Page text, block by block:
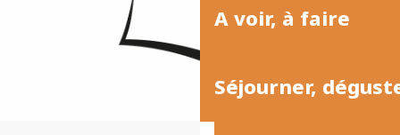
A voir, à faire
Séjourner,